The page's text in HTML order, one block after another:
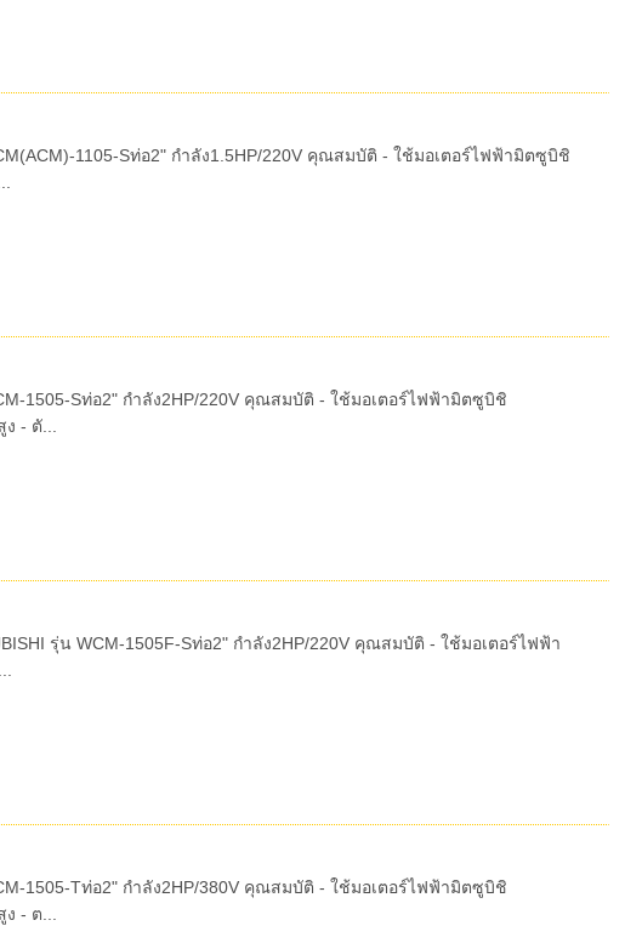
1105-Sท่อ2" กำลัง1.5HP/220V คุณสมบัติ - ใช้มอเตอร์ไฟฟ้ามิตซูบิชิ
1505-Sท่อ2" กำลัง2HP/220V คุณสมบัติ - ใช้มอเตอร์ไฟฟ้ามิตซูบิชิ
- ตั...
รุ่น WCM-1505F-Sท่อ2" กำลัง2HP/220V คุณสมบัติ - ใช้มอเตอร์ไฟฟ้า
1505-Tท่อ2" กำลัง2HP/380V คุณสมบัติ - ใช้มอเตอร์ไฟฟ้ามิตซูบิชิ
- ต...